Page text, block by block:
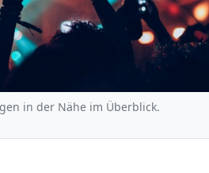
in der Nähe im Überblick.